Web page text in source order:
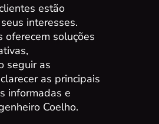
estão
interesses.
oferecem soluções
seguir as
as principais
informadas e
Coelho.